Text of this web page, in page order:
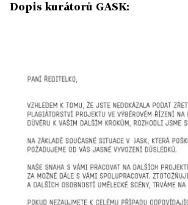
Dopis kurátorů GASK: